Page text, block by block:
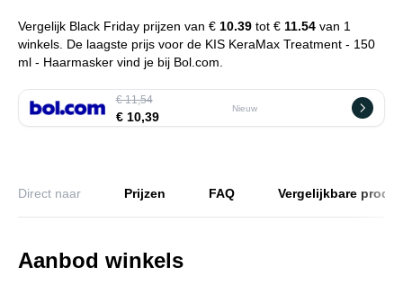
Vergelijk Black Friday prijzen van € 10.39 tot € 11.54 van 1
winkels. De laagste prijs voor de KIS KeraMax Treatment - 150
ml - Haarmasker vind je bij Bol.com.
€ 11,54
€ 10,39
Nieuw
Direct naar Prijzen FAQ Vergelijkbare
Aanbod winkels